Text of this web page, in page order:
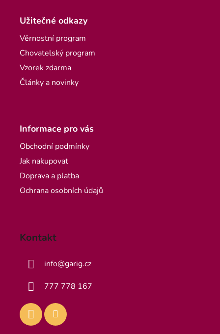
Užitečné odkazy
Věrnostní program
Chovatelský program
Vzorek zdarma
Články a novinky
Informace pro vás
Obchodní podmínky
Jak nakupovat
Doprava a platba
Ochrana osobních údajů
Kontakt
info@garig.cz
777 778 167